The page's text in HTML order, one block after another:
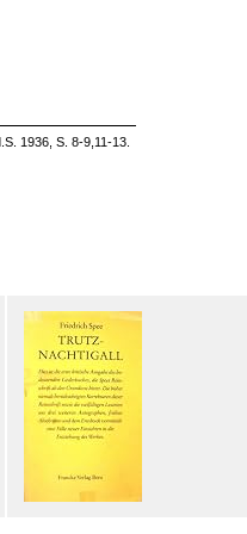
1936, S. 8-9,11-13.